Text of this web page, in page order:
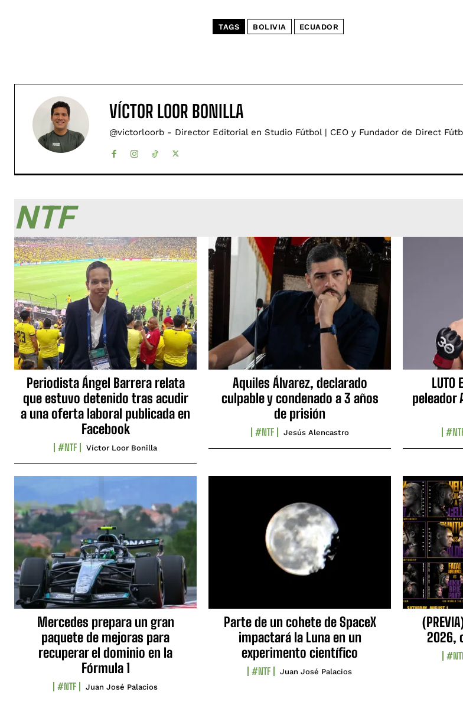
TAGS BOLIVIA ECUADOR
VÍCTOR LOOR BONILLA
@victorloorb - Director Editorial en Studio Fútbol | CEO y Fundador de Direct
NTF
Periodista Ángel Barrera relata
que estuvo detenido tras acudir
a una oferta laboral publicada en
Facebook
#NTF Víctor Loor Bonilla
Aquiles Álvarez, declarado
culpable y condenado a 3 años
de prisión
#NTF Jesús Alencastro
LUTO
peleador
Mercedes prepara un gran
paquete de mejoras para
recuperar el dominio en la
Fórmula 1
#NTF Juan José Palacios
Parte de un cohete de SpaceX
impactará la Luna en un
experimento científico
#NTF Juan José Palacios
2026,